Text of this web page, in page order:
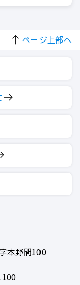
ページ上部へ
本野間100